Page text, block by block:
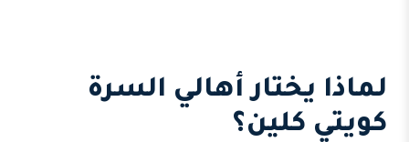
لماذا يختار أهالي السرة
كويتي كلين؟